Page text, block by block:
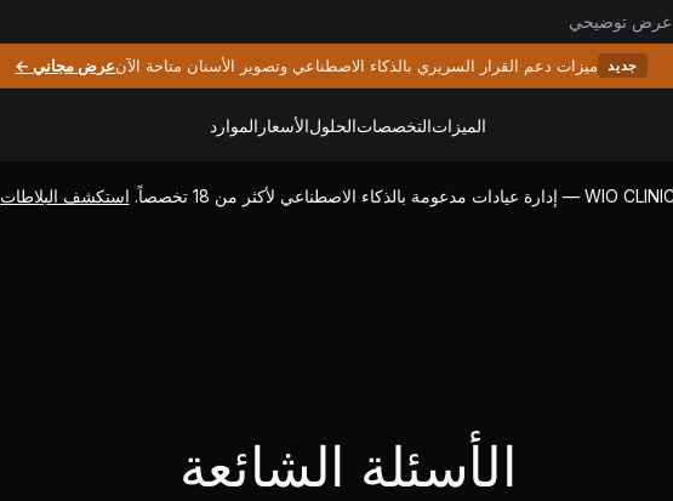
توضيحي
جديد ميزات دعم القرار السريري بالذكاء الاصطناعي وتصوير الأسنان متاحة الآنعرض مجاني ←
الميزاتالتخصصاتالحلولالأسعار الموارد
استكشف البلاطات
الأسئلة الشائعة